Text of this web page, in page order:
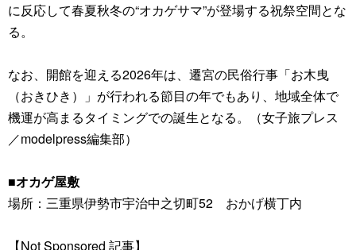
に反応して春夏秋冬の“オカゲサマ”が登場する祝祭空間とな
る。
なお、開館を迎える2026年は、遷宮の民俗行事「お木曳
（おきひき）」が行われる節目の年でもあり、地域全体で
機運が高まるタイミングでの誕生となる。（女子旅プレス
／modelpress編集部）
■オカゲ屋敷
場所：三重県伊勢市宇治中之切町52 おかげ横丁内
【Not Sponsored 記事】